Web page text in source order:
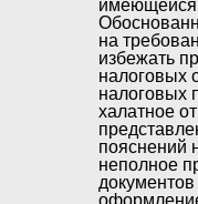
имеющейся
на
избежать
налоговых
налоговых
халатное
пояснений
неполное